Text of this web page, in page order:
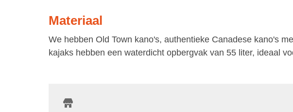
Materiaal
We hebben Old Town kano's, authentieke Canadese kano's
kajaks hebben een waterdicht opbergvak van 55 liter, ideaal